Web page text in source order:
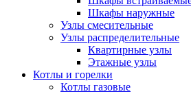
Шкафы наружные
Узлы смесительные
Узлы распределительные
Квартирные узлы
Этажные узлы
Котлы и горелки
Котлы газовые